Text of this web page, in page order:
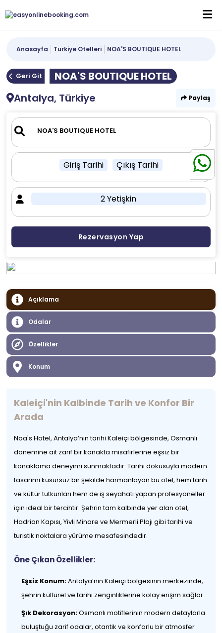
Anasayfa Turkiye Otelleri NOA'S BOUTIQUE HOTEL
Geri Git
NOA'S BOUTIQUE HOTEL
Antalya, Türkiye
Paylaş
Giriş Tarihi Çıkış Tarihi
2 Yetişkin
Rezervasyon Yap
Açıklama
Odalar
Özellikler
Konum
Kaleiçi'nin Kalbinde Tarih ve Konfor Bir
Arada
Noa's Hotel, Antalya’nın tarihi Kaleiçi bölgesinde, Osmanlı
dönemine ait zarif bir konakta misafirlerine eşsiz bir
konaklama deneyimi sunmaktadır. Tarihi dokusuyla modern
tasarımı kusursuz bir şekilde harmanlayan bu otel, hem tarih
ve kültür tutkunları hem de iş seyahati yapan profesyoneller
için ideal bir tercihtir. Şehrin tam kalbinde yer alan otel,
Hadrian Kapısı, Yivli Minare ve Mermerli Plajı gibi tarihi ve
turistik noktalara yürüme mesafesindedir.
Öne Çıkan Özellikler:
Eşsiz Konum:Antalya’nın Kaleiçi bölgesinin merkezinde,
şehrin kültürel ve tarihi zenginliklerine kolay erişim sağlar.
Şık Dekorasyon:Osmanlı motiflerinin modern detaylarla
buluştuğu zarif odalar, otantik ve konforlu bir atmosfer